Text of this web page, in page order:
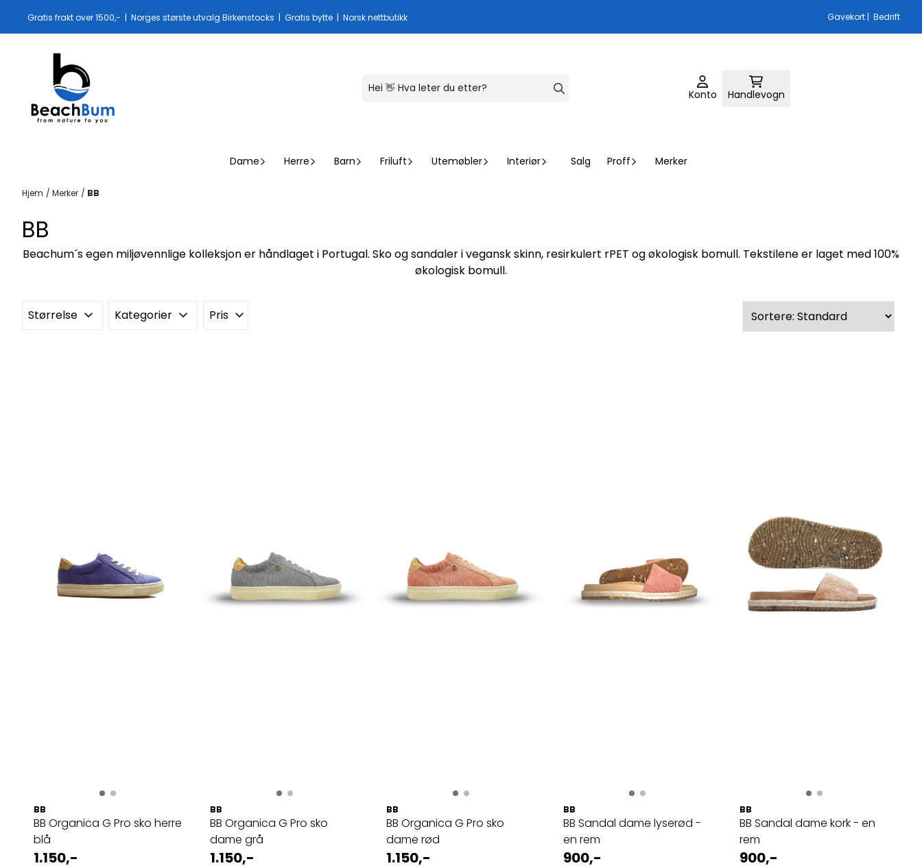
Hopp til innhold
Gratis frakt over 1500,- | Norges største utvalg Birkenstocks | Gratis bytte | Norsk nettbutikk Gavekort | Bedrift
Konto Handlevogn
Dame Herre Barn Friluft Utemøbler Interiør Salg Proff Merker
Hjem / Merker / BB
BB
Beachum´s egen miljøvennlige kolleksjon er håndlaget i Portugal. Sko og sandaler i vegansk skinn, resirkulert rPET og økologisk bomull. Tekstilene er laget med 100%
økologisk bomull.
Størrelse Kategorier Pris
BB
BB Organica G Pro sko herre
blå
1.150,-
BB
BB Organica G Pro sko
dame grå
1.150,-
BB
BB Organica G Pro sko
dame rød
1.150,-
BB
BB Sandal dame lyserød -
en rem
900,-
BB
BB Sandal dame kork - en
rem
900,-